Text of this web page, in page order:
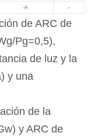
de ARC de
Pg=0,5),
de luz y la
y una
de la
y ARC de